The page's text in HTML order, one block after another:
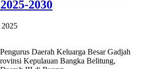
2030
Daerah Keluarga Besar Gadjah
Kepulauan Bangka Belitung,